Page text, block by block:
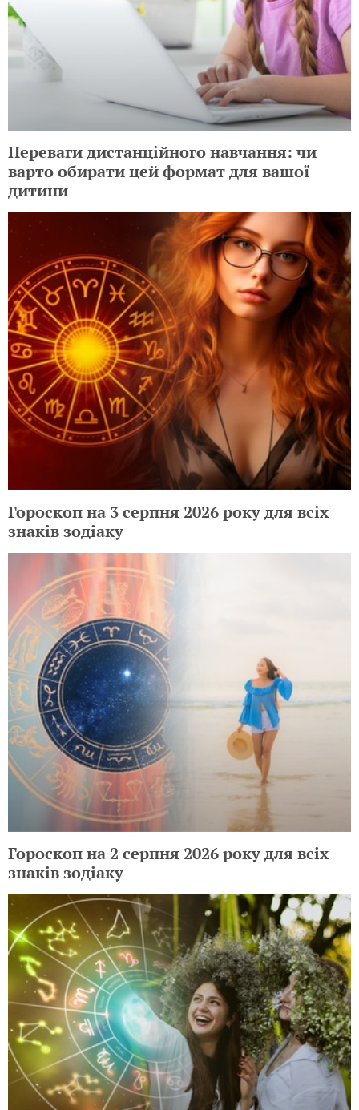
Переваги дистанційного навчання: чи
варто обирати цей формат для вашої
дитини
Гороскоп на 3 серпня 2026 року для всіх
знаків зодіаку
Гороскоп на 2 серпня 2026 року для всіх
знаків зодіаку